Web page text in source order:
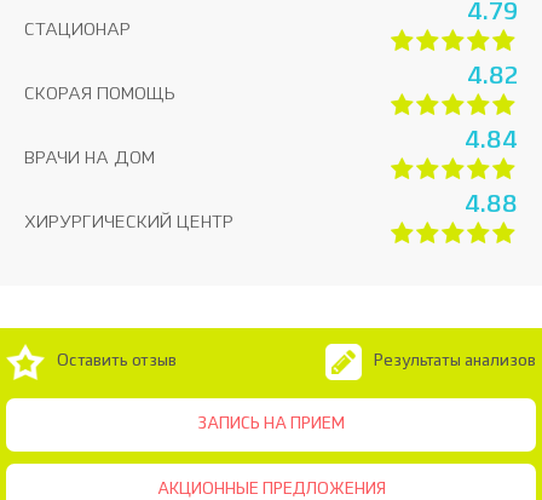
СТАЦИОНАР
4.79
СКОРАЯ ПОМОЩЬ
4.82
ВРАЧИ НА ДОМ
4.84
ХИРУРГИЧЕСКИЙ ЦЕНТР
4.88
ЗАПИСЬ НА ПРИЕМ
Оставить отзыв Результаты анализов
АКЦИОННЫЕ ПРЕДЛОЖЕНИЯ